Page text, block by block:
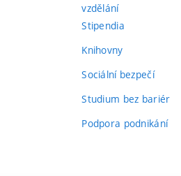
vzdělání
Stipendia
Knihovny(externí
Sociální bezpečí
Studium bez bariér
Podpora podnikání